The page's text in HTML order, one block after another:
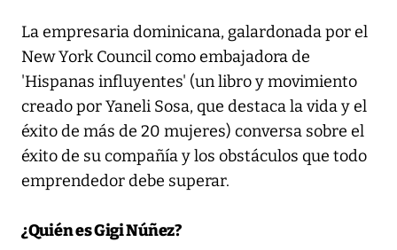
La empresaria dominicana, galardonada por el
New York Council como embajadora de
'Hispanas influyentes' (un libro y movimiento
creado por Yaneli Sosa, que destaca la vida y el
éxito de más de 20 mujeres) conversa sobre el
éxito de su compañía y los obstáculos que todo
emprendedor debe superar.
¿Quién es Gigi Núñez?